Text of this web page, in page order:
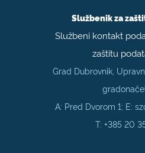
Službenik za
Službeni kontakt
zaštitu
Grad Dubrovnik,
A: Pred Dvorom 1; E:
T:+385 20